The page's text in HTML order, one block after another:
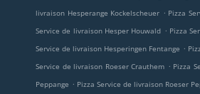
livraison Hesperange Kockelscheuer . Pizza
Service de livraison Hesper Houwald . Pizza
Service de livraison Hesperingen Fentange .
Service de livraison Roeser Crauthem . Pizza
Peppange . Pizza Service de livraison Roeser